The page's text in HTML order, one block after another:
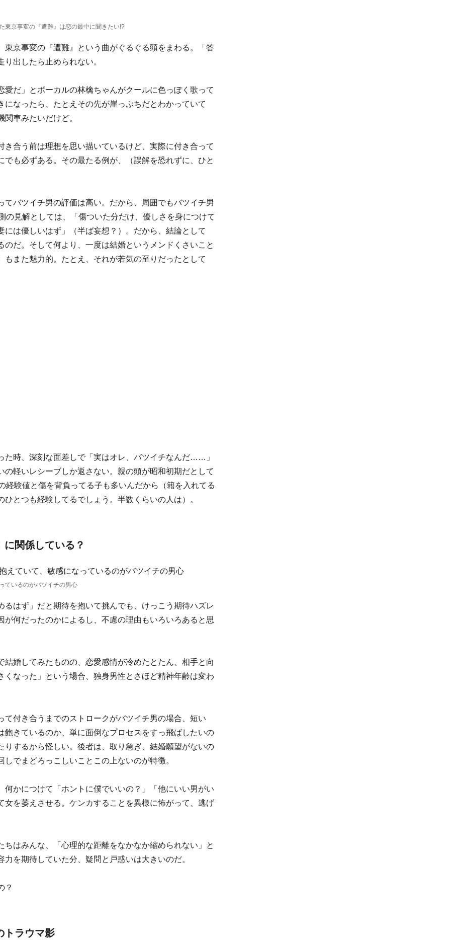
東京事変の『遭難』は恋の最中に聞きたい!?
東京事変の『遭難』という曲がぐるぐる頭をまわる。「答
出したら止められない。
だ」とボーカルの林檎ちゃんがクールに色っぽく歌って
なったら、たとえその先が崖っぷちだとわかっていて
車みたいだけど。
合う前は理想を思い描いているけど、実際に付き合って
も必ずある。その最たる例が、（誤解を恐れずに、ひと
バツイチ男の評価は高い。だから、周囲でもバツイチ男
の見解としては、「傷ついた分だけ、優しさを身につけて
は優しいはず」（半ば妄想？）。だから、結論として
のだ。そして何より、一度は結婚というメンドくさいこと
また魅力的。たとえ、それが若気の至りだったとして
た時、深刻な面差しで「実はオレ、バツイチなんだ……」
軽いレシーブしか返さない。親の頭が昭和初期だとして
経験値と傷を背負ってる子も多いんだから（籍を入れてる
とつも経験してるでしょう。半数くらいの人は）。
関係している？
ているのがバツイチの男心
はず」だと期待を抱いて挑んでも、けっこう期待ハズレ
何だったのかによるし、不慮の理由もいろいろあると思
婚してみたものの、恋愛感情が冷めたとたん、相手と向
くなった」という場合、独身男性とさほど精神年齢は変わ
付き合うまでのストロークがバツイチ男の場合、短い
きているのか、単に面倒なプロセスをすっ飛ばしたいの
するから怪しい。後者は、取り急ぎ、結婚願望がないの
でまどろっこしいことこの上ないのが特徴。
かにつけて「ホントに僕でいいの？」「他にいい男がい
女を萎えさせる。ケンカすることを異様に怖がって、逃げ
はみんな、「心理的な距離をなかなか縮められない」と
を期待していた分、疑問と戸惑いは大きいのだ。
？
トラウマ影